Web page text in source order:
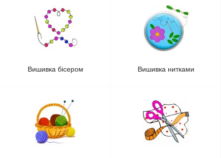
Вишивка бісером Вишивка нитками